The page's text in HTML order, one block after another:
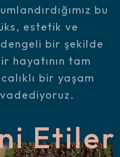
bu
estetik ve
bir şekilde
hayatının tam
bir yaşam
Etiler